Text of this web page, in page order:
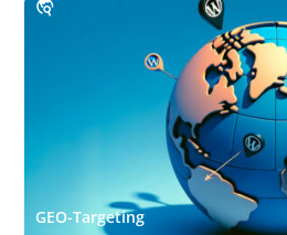
GEO-Targeting